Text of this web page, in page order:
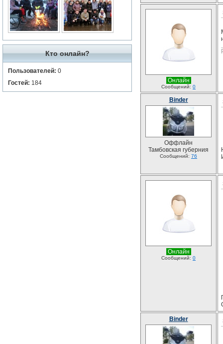
Кто онлайн?
Пользователей: 0
Гостей: 184 Онлайн
Сообщений: 0
Binder
Оффлайн
Тамбовская губерния
Сообщений: 76
Онлайн
Сообщений: 0
Binder